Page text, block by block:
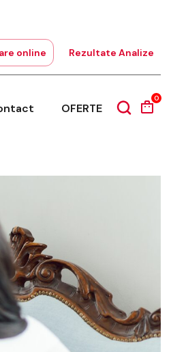
online Rezultate Analize
OFERTE
0